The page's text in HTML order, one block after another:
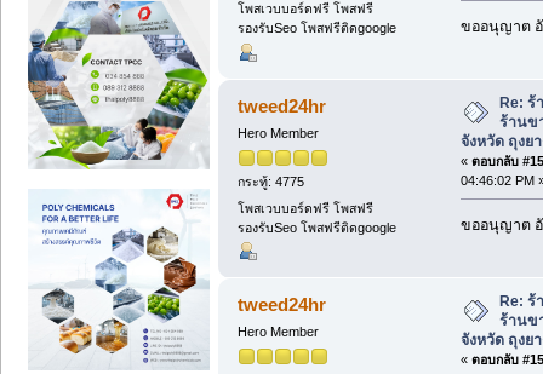
โพสเวบบอร์ดฟรี โพสฟรี
รองรับSeo โพสฟรีติดgoogle
ขออนุญาต
tweed24hr
Hero Member
กระทู้: 4775
โพสเวบบอร์ดฟรี โพสฟรี
รองรับSeo โพสฟรีติดgoogle
Re: ร้
ร้านข
จังหวัด ถุงย
« ตอบกลับ
04:46:02 PM
ขออนุญาต
tweed24hr
Hero Member
Re: ร้
ร้านข
จังหวัด ถุงย
« ตอบกลับ